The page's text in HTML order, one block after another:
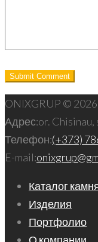
ONIXGRUP ©
Адрес:or.
Телефон:(+373)
E-mail:
Каталог
Изделия
Портфолио